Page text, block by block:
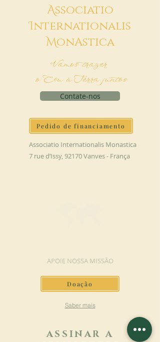
Associatio
Internationalis
MonAstica
Vamos trazer
o Céu à Terra juntos
Contate-nos
Pedido de financiamento
Associatio Internationalis Monastica
7 rue d’Issy, 92170 Vanves - França
APOIE NOSSA MISSÃO
Doação
Saber mais
ASSINAR A